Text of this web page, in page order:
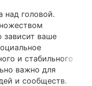
над головой.
зависит ваше
и стабильного
важно для
и сообществ.